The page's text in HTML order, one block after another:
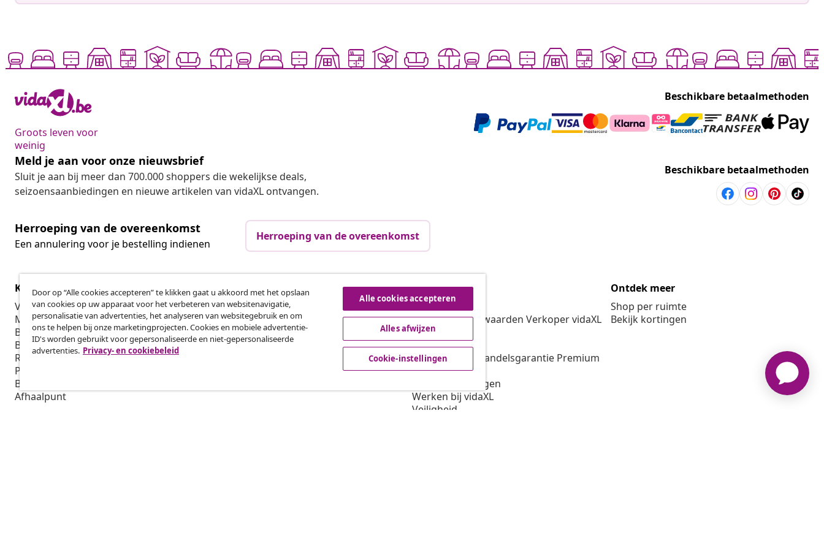
Groots leven voor
weinig
Beschikbare betaalmethoden
Meld je aan voor onze nieuwsbrief
Sluit je aan bij meer dan 700.000 shoppers die wekelijkse deals,
seizoensaanbiedingen en nieuwe artikelen van vidaXL ontvangen.
Beschikbare betaalmethoden
Herroeping van de overeenkomst
Een annulering voor je bestelling indienen
Herroeping van de overeenkomst
Klantenservice
Volg je bestelling
Mijn account
Betalen
Bezorgen
Retourneren
Productinformatie
Bestellen
Afhaalpunt
Zakelijk
Affiliateprogramma
Produceren voor vidaXL
Marketingsamenwerkingen
vidaXL
Over vidaXL
Algemene voorwaarden Verkoper vidaXL
Privacybeleid
Cookiebeleid
Voorwaarden handelsgarantie Premium
Scheepvaart
Cookie-instellingen
Werken bij vidaXL
Veiligheid
Ontdek meer
Shop per ruimte
Bekijk kortingen
Door op “Alle cookies accepteren” te klikken gaat u akkoord met het opslaan
van cookies op uw apparaat voor het verbeteren van websitenavigatie,
personalisatie van advertenties, het analyseren van websitegebruik en om
ons te helpen bij onze marketingprojecten. Cookies en mobiele advertentie-
ID's worden gebruikt voor gepersonaliseerde en niet-gepersonaliseerde
advertenties. Privacy- en cookiebeleid
Alle cookies accepteren
Alles afwijzen
Cookie-instellingen